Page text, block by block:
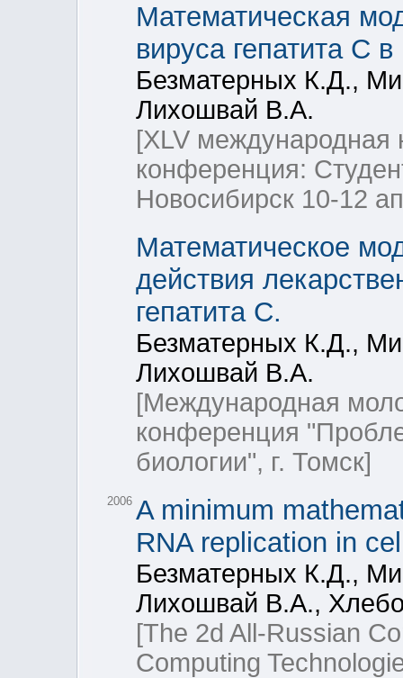
Математическая
вируса гепатита С
Безматерных К.Д.,
Лихошвай В.А.
[XLV международная
конференция:
Новосибирск 10-12
Математическое
действия
гепатита С.
Безматерных К.Д.,
Лихошвай В.А.
[Международная
конференция
биологии", г. Томск]
2006 A minimum
RNA replication in
Безматерных К.Д.,
Лихошвай В.А.,
[The 2d All-Russian
Computing